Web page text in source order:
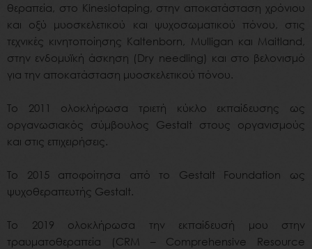
θεραπεία, στο Kinesiotaping, στην αποκατάσταση χρόνιου
και οξύ μυοσκελετικού και ψυχοσωματικού πόνου, στις
τεχνικές κινητοποίησης Kaltenborn, Mulligan και Maitland,
στην ενδομυϊκή άσκηση (Dry needling) και στο βελονισμό
για την αποκατάσταση μυοσκελετικού πόνου.
Το 2011 ολοκλήρωσα τριετή κύκλο εκπαίδευσης ως
οργανωσιακός σύμβουλος Gestalt στους οργανισμούς
και στις επιχειρήσεις.
Το 2015 αποφοίτησα από το Gestalt Foundation ως
ψυχοθεραπευτής Gestalt.
To 2019 ολοκλήρωσα την εκπαίδευσή μου στην
τραυματοθεραπεία (CRM – Comprehensive Resource